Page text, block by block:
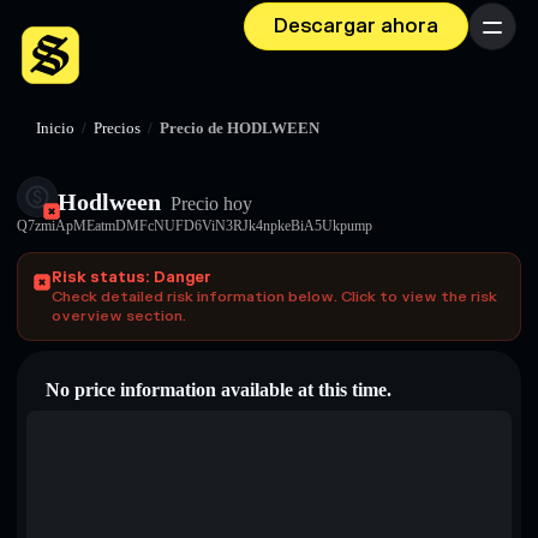
Descargar ahora Menú
Inicio / Precios / Precio de HODLWEEN
Hodlween Precio hoy
Q7zmiApMEatmDMFcNUFD6ViN3RJk4npkeBiA5Ukpump
Risk status: Danger
Check detailed risk information below. Click to view the risk
overview section.
No price information available at this time.